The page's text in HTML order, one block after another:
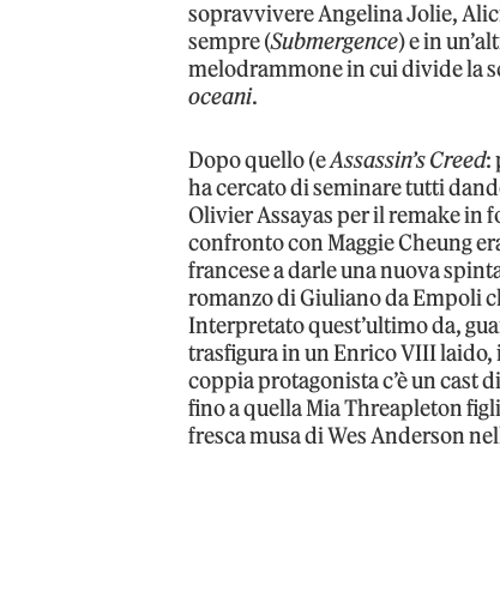
sopravvivere Angelina Jolie,
sempre (Submergence) e in
melodrammone in cui divide la
oceani.
Dopo quello (eAssassin’s Creed:
ha cercato di seminare tutti
Olivier Assayas per il remake in
confronto con Maggie Cheung
francese a darle una nuova
romanzo di Giuliano da Empoli
Interpretato quest’ultimo da,
trasfigura in un Enrico VIII
coppia protagonista c’è un cast
fino a quella Mia Threapleton
fresca musa di Wes Anderson